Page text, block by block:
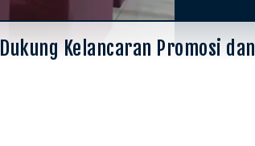
Kelancaran Promosi dan